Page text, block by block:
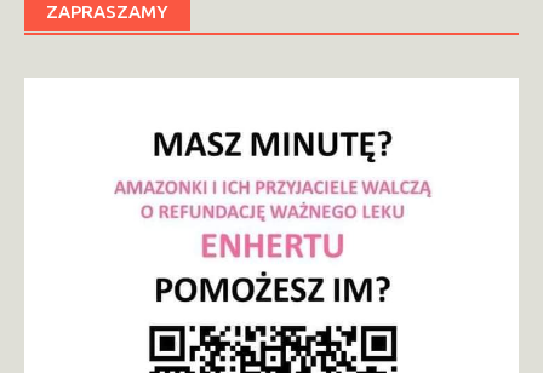
ZAPRASZAMY